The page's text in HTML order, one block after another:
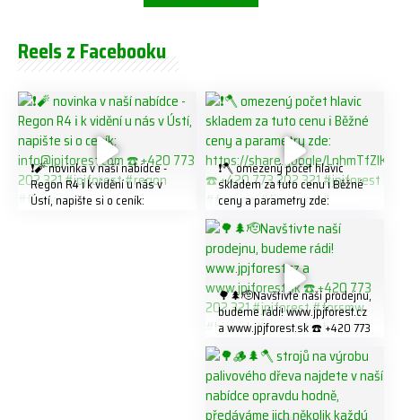
Reels z Facebooku
❗️🧨 novinka v naší nabídce -
Regon R4 ℹ️ k vidění u nás v
Ústí, napište si o ceník:
❗️🪓 omezený počet hlavic
skladem za tuto cenu ℹ️ Běžné
ceny a parametry zde:
https://share.google/LnhmTfZl
K8W5t7i6o ☎️ +420 773 202
321 #jpjforest #forsmw
#firewood #
🌳🌲🫡Navštivte naší prodejnu,
budeme rádi! www.jpjforest.cz
a www.jpjforest.sk ☎️ +420 773
202 321 #jpjforest #forsmw
#biojack #regon #vahvajussi